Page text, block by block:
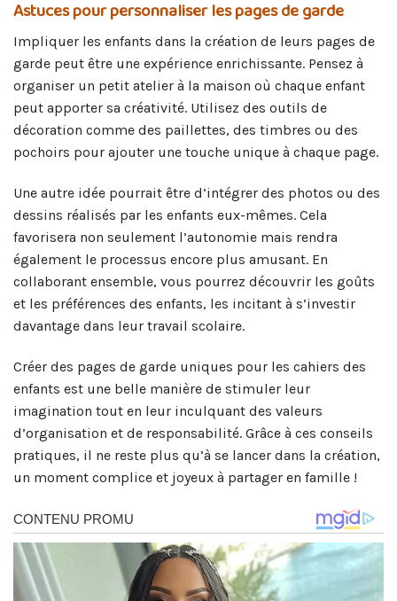
Astuces pour personnaliser les pages de garde
Impliquer les enfants dans la création de leurs pages de
garde peut être une expérience enrichissante. Pensez à
organiser un petit atelier à la maison où chaque enfant
peut apporter sa créativité. Utilisez des outils de
décoration comme des paillettes, des timbres ou des
pochoirs pour ajouter une touche unique à chaque page.
Une autre idée pourrait être d’intégrer des photos ou des
dessins réalisés par les enfants eux-mêmes. Cela
favorisera non seulement l’autonomie mais rendra
également le processus encore plus amusant. En
collaborant ensemble, vous pourrez découvrir les goûts
et les préférences des enfants, les incitant à s’investir
davantage dans leur travail scolaire.
Créer des pages de garde uniques pour les cahiers des
enfants est une belle manière de stimuler leur
imagination tout en leur inculquant des valeurs
d’organisation et de responsabilité. Grâce à ces conseils
pratiques, il ne reste plus qu’à se lancer dans la création,
un moment complice et joyeux à partager en famille !